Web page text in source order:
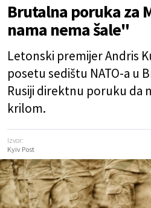
Brutalna poruka za
nama nema šale"
Letonski premijer Andris
posetu sedištu NATO-a u
Rusiji direktnu poruku da
krilom.
Izvor:
Kyiv Post